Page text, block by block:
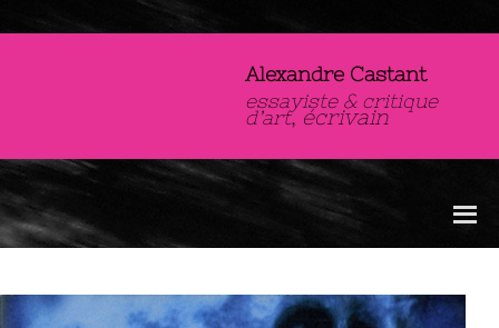
Alexandre Castant
essayiste & critique
d’art, écrivain